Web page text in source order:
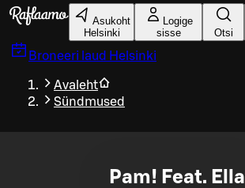
Liigu peamise sisu juurde
Asukoht
Helsinki
Logige
sisse
Otsi
Broneeri laud Helsinki
Avaleht
Sündmused
Pam! Feat. Ella